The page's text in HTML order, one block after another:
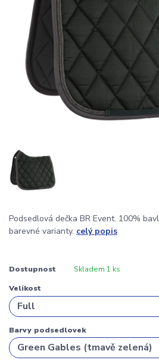
Podsedlová dečka BR Event. 100%
barevné varianty. celý popis
Dostupnost Skladem 1 ks
Velikost
Barvy podsedlovek